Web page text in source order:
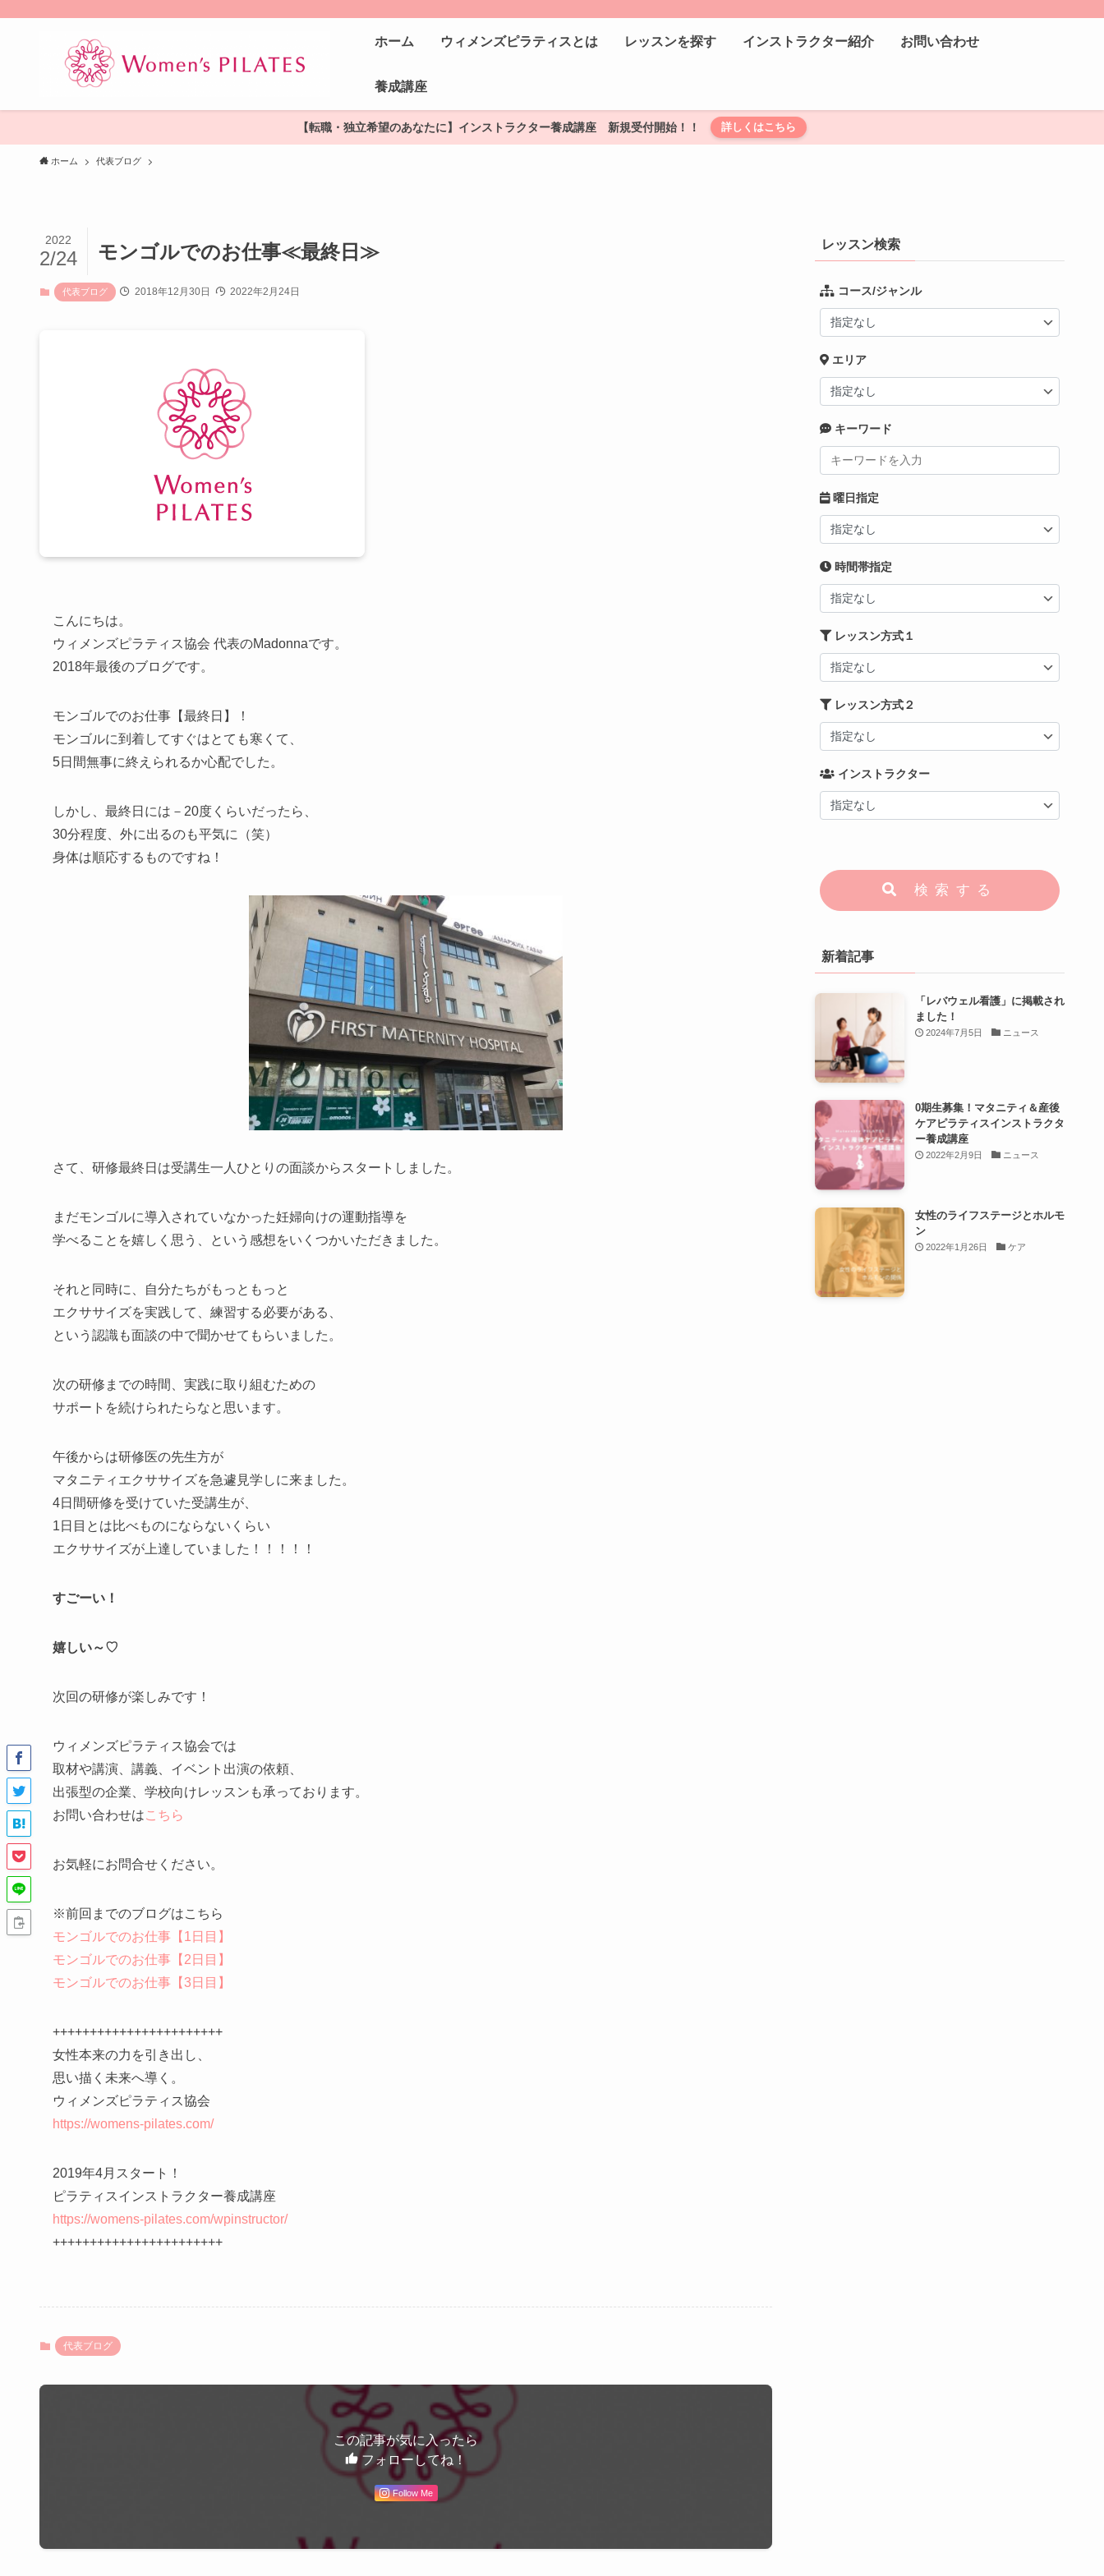
ホーム ウィメンズピラティスとは レッスンを探す インストラクター紹介 お問い合わせ
養成講座
【転職・独立希望のあなたに】インストラクター養成講座 新規受付開始！！ 詳しくはこちら
ホーム 代表ブログ
モンゴルでのお仕事≪最終日≫
2022
2/24
代表ブログ 2018年12月30日 2022年2月24日
こんにちは。
ウィメンズピラティス協会 代表のMadonnaです。
2018年最後のブログです。
モンゴルでのお仕事【最終日】！
モンゴルに到着してすぐはとても寒くて、
5日間無事に終えられるか心配でした。
しかし、最終日には－20度くらいだったら、
30分程度、外に出るのも平気に（笑）
身体は順応するものですね！
さて、研修最終日は受講生一人ひとりの面談からスタートしました。
まだモンゴルに導入されていなかった妊婦向けの運動指導を
学べることを嬉しく思う、という感想をいくつかいただきました。
それと同時に、自分たちがもっともっと
エクササイズを実践して、練習する必要がある、
という認識も面談の中で聞かせてもらいました。
次の研修までの時間、実践に取り組むための
サポートを続けられたらなと思います。
午後からは研修医の先生方が
マタニティエクササイズを急遽見学しに来ました。
4日間研修を受けていた受講生が、
1日目とは比べものにならないくらい
エクササイズが上達していました！！！！！
すごーい！
嬉しい～♡
次回の研修が楽しみです！
ウィメンズピラティス協会では
取材や講演、講義、イベント出演の依頼、
出張型の企業、学校向けレッスンも承っております。
お問い合わせはこちら
お気軽にお問合せください。
※前回までのブログはこちら
モンゴルでのお仕事【1日目】
モンゴルでのお仕事【2日目】
モンゴルでのお仕事【3日目】
+++++++++++++++++++++++
女性本来の力を引き出し、
思い描く未来へ導く。
ウィメンズピラティス協会
https://womens-pilates.com/
2019年4月スタート！
ピラティスインストラクター養成講座
https://womens-pilates.com/wpinstructor/
+++++++++++++++++++++++
代表ブログ
この記事が気に入ったら
フォローしてね！
Follow Me
レッスン検索
コース/ジャンル
エリア
キーワード
曜日指定
時間帯指定
レッスン方式１
レッスン方式２
インストラクター
検索する
新着記事
「レバウェル看護」に掲載され
ました！
2024年7月5日 ニュース
0期生募集！マタニティ＆産後
ケアピラティスインストラクタ
ー養成講座
2022年2月9日 ニュース
女性のライフステージとホルモ
ン
2022年1月26日 ケア